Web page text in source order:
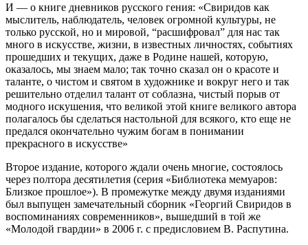
И — о книге дневников русского гения: «Свиридов как
мыслитель, наблюдатель, человек огромной культуры, не
только русской, но и мировой, “расшифровал” для нас так
много в искусстве, жизни, в известных личностях, событиях
прошедших и текущих, даже в Родине нашей, которую,
оказалось, мы знаем мало; так точно сказал он о красоте и
таланте, о чистом и святом в художнике и вокруг него и так
решительно отделил талант от соблазна, чистый порыв от
модного искушения, что великой этой книге великого автора
полагалось бы сделаться настольной для всякого, кто еще не
предался окончательно чужим богам в понимании
прекрасного в искусстве»
Второе издание, которого ждали очень многие, состоялось
через полтора десятилетия (серия «Библиотека мемуаров:
Близкое прошлое»). В промежутке между двумя изданиями
был выпущен замечательный сборник «Георгий Свиридов в
воспоминаниях современников», вышедший в той же
«Молодой гвардии» в 2006 г. с предисловием В. Распутина.